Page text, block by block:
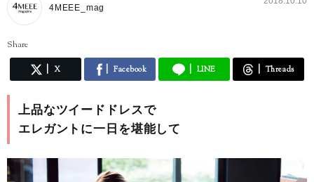
4MEEE_mag
Share
X Facebook LINE Threads
上品なツイードドレスで
エレガントに一日を堪能して